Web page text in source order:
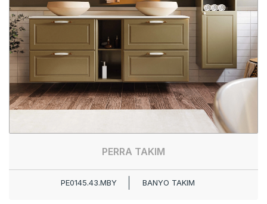
PERRA TAKIM
PE0145.43.MBY BANYO TAKIM